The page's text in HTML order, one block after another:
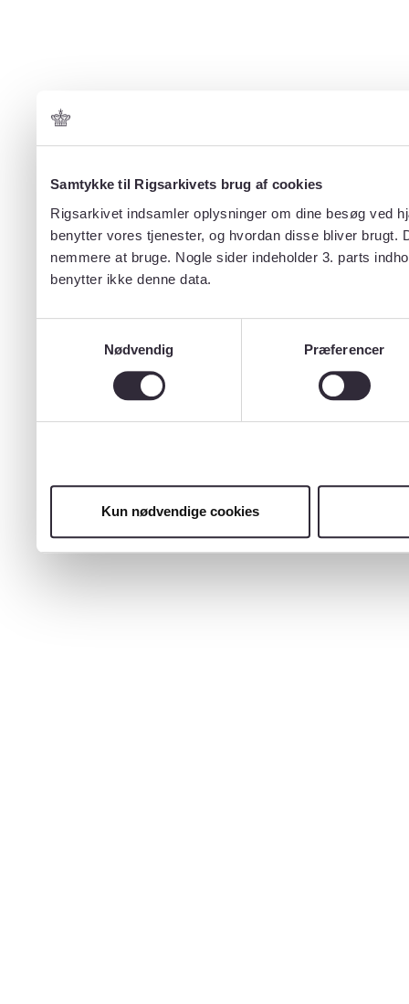
Samtykke til Rigsarkivets brug af cookies
Rigsarkivet indsamler oplysninger om dine besøg ved
benytter vores tjenester, og hvordan disse bliver
nemmere at bruge. Nogle sider indeholder 3. parts
benytter ikke denne data.
Nødvendig
Præferencer
Kun nødvendige cookies